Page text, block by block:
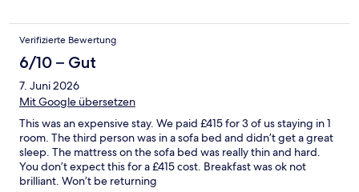
Verifizierte Bewertung
6/10 – Gut
7. Juni 2026
Mit Google übersetzen
This was an expensive stay. We paid £415 for 3 of us staying in 1
room. The third person was in a sofa bed and didn’t get a great
sleep. The mattress on the sofa bed was really thin and hard.
You don’t expect this for a £415 cost. Breakfast was ok not
brilliant. Won’t be returning